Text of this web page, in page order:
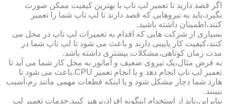
اگر قصد دارید تا تعمیر لپ تاپ با بهترین کیفیت ممکن صورت
بگیرد،باید به نیروهایی که قصد دارند تا لپ تاپ شما را تعمیر
کنند،اطمینان داشته باشید.
بسیاری از شرکت هایی که اقدام به تعمیرات لپ تاپ در محل می
کنند،کیفیت کار پایینی دارند و باعث می شود تا لپ تاپ شما در
مدت زمان کوتاهی،مشکلات بیشتری داشته باشد.
به فرض مثال،یک نیروی ضعیف و آماتور به محل کار شما می آید تا
تعمیر لپ تاپ انجام دهد و با انجام تعمیر CPU،باعث می شود تا
هارد شما دچار مشکل شود و یا اینکه قطعات مهمی مانند رم،آسیب
ببینند.
بنابراین،باید از استخدام اینگونه افراد،پرهیز کنید.خدمات تعمیر لپ